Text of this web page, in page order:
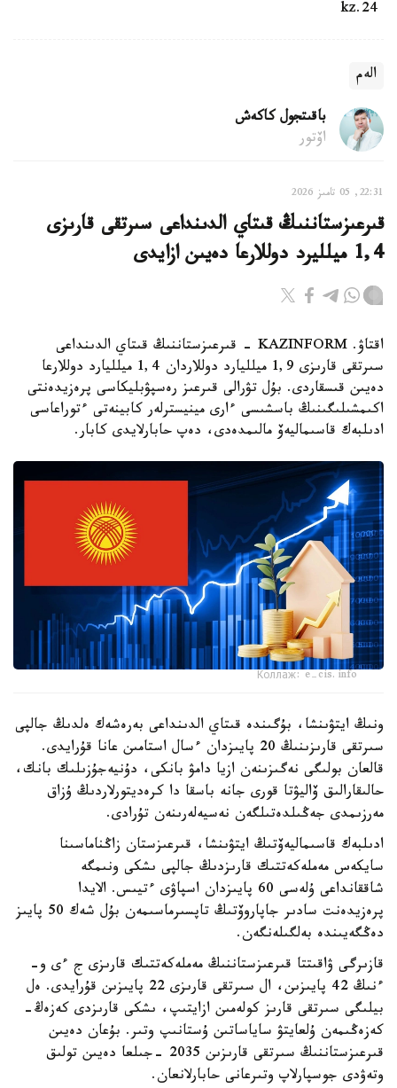
الەم
باقىتجول كاكەش
اۆتور
22:31, 05 تامىز 2026
قىرعىزستاننىڭ قىتاي الدىنداعى سىرتقى قارىزى
1,4 ميلليرد دوللارعا دەيىن ازايدى
اقتاۋ. KAZINFORM - قىرعىزستاننىڭ قىتاي الدىنداعى
سىرتقى قارىزى 1,9 ميلليارد دوللاردان 1,4 ميلليارد دوللارعا
دەيىن قىسقاردى. بۇل تۋرالى قىرعىز رەسپۋبليكاسى پرەزيدەنتى
اكىمشىلىگىنىڭ باسشىسى ءارى مينيسترلەر كابينەتى ءتوراعاسى
ادىلبەك قاسىماليەۆ مالىمدەدى، دەپ حابارلايدى كابار.
Коллаж: e-cis.info
ونىڭ ايتۋىنشا، بۇگىندە قىتاي الدىنداعى بەرەشەك ەلدىڭ جالپى
سىرتقى قارىزىنىڭ 20 پايىزدان ءسال استامىن عانا قۇرايدى.
قالعان بولىگى نەگىزىنەن ازيا دامۋ بانكى، دۇنيەجۇزىلىك بانك،
حالىقارالىق ۆاليۋتا قورى جانە باسقا دا كرەديتورلاردىڭ ۇزاق
مەرزىمدى جەڭىلدەتىلگەن نەسيەلەرىنەن تۇرادى.
ادىلبەك قاسىماليەۆتىڭ ايتۋىنشا، قىرعىزستان زاڭناماسىنا
سايكەس مەملەكەتتىك قارىزدىڭ جالپى ىشكى ونىمگە
شاققانداعى ۇلەسى 60 پايىزدان اسپاۋى ءتيىس. الايدا
پرەزيدەنت سادىر جاپاروۆتىڭ تاپسىرماسىمەن بۇل شەك 50 پايىز
دەڭگەيىندە بەلگىلەنگەن.
قازىرگى ۋاقىتتا قىرعىزستاننىڭ مەملەكەتتىك قارىزى ج ءى و-
ءنىڭ 42 پايىزىن، ال سىرتقى قارىزى 22 پايىزىن قۇرايدى. ەل
بيلىگى سىرتقى قارىز كولەمىن ازايتىپ، ىشكى قارىزدى كەزەڭ-
كەزەڭىمەن ۇلعايتۋ ساياساتىن ۇستانىپ وتىر. بۇعان دەيىن
قىرعىزستاننىڭ سىرتقى قارىزىن 2035 -جىلعا دەيىن تولىق
وتەۋدى جوسپارلاپ وتىرعانى حابارلانعان.